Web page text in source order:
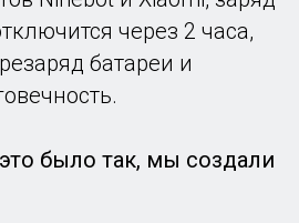
через 2 часа,
батареи и
было так, мы создали